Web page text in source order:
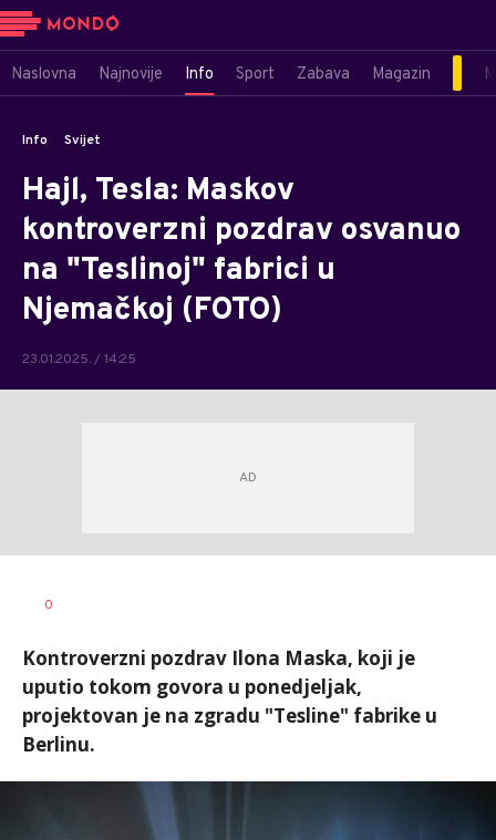
Naslovna Najnovije Info Sport Zabava Magazin
Info Svijet
Hajl, Tesla: Maskov
kontroverzni pozdrav osvanuo
na "Teslinoj" fabrici u
Njemačkoj (FOTO)
23.01.2025. / 14:25
AUTOR
0
Kontroverzni pozdrav Ilona Maska, koji je
uputio tokom govora u ponedjeljak,
projektovan je na zgradu "Tesline" fabrike u
Berlinu.